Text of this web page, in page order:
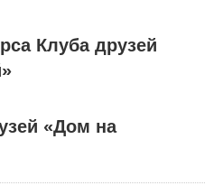
Клуба друзей
«Дом на